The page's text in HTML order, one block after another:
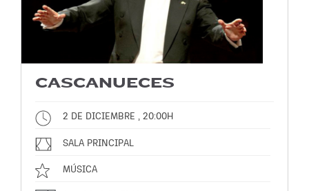
CASCANUECES
2 DE DICIEMBRE , 20:00H
SALA PRINCIPAL
MÚSICA